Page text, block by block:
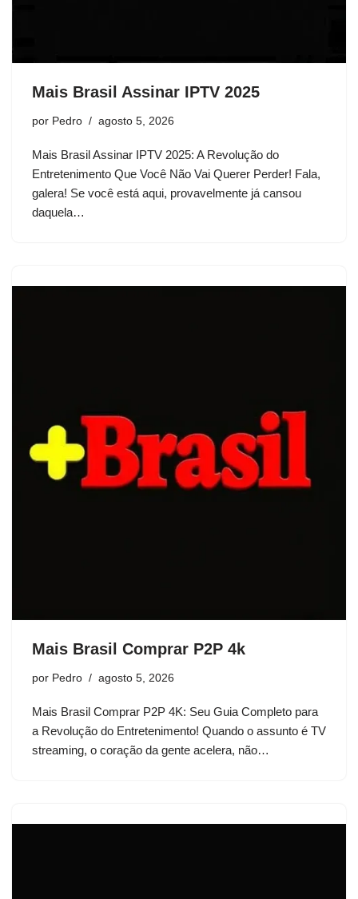
Mais Brasil Assinar IPTV 2025
por Pedro agosto 5, 2026
Mais Brasil Assinar IPTV 2025: A Revolução do
Entretenimento Que Você Não Vai Querer Perder! Fala,
galera! Se você está aqui, provavelmente já cansou
daquela…
Mais Brasil Comprar P2P 4k
por Pedro agosto 5, 2026
Mais Brasil Comprar P2P 4K: Seu Guia Completo para
a Revolução do Entretenimento! Quando o assunto é TV
streaming, o coração da gente acelera, não…